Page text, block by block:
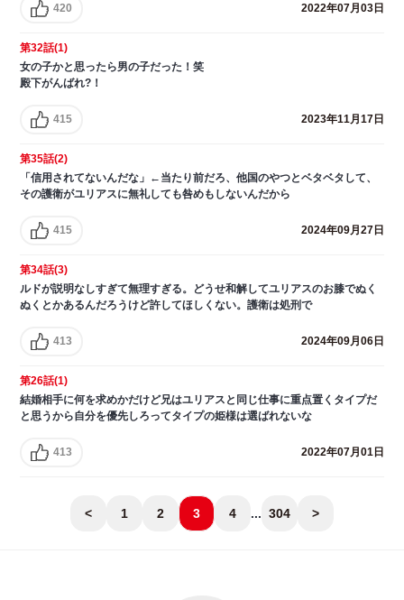
420 2022年07月03日
第32話(1)
女の子かと思ったら男の子だった！笑
殿下がんばれ?！
415 2023年11月17日
第35話(2)
「信用されてないんだな」←当たり前だろ、他国のやつとベタベタして、
その護衛がユリアスに無礼しても咎めもしないんだから
415 2024年09月27日
第34話(3)
ルドが説明なしすぎて無理すぎる。どうせ和解してユリアスのお膝でぬく
ぬくとかあるんだろうけど許してほしくない。護衛は処刑で
413 2024年09月06日
第26話(1)
結婚相手に何を求めかだけど兄はユリアスと同じ仕事に重点置くタイプだ
と思うから自分を優先しろってタイプの姫様は選ばれないな
413 2022年07月01日
< 1 2 3 4 ... 304 >